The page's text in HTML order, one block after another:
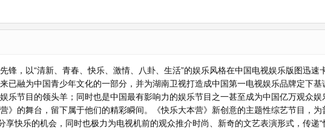
锋，以“清新、青春、快乐、激情、八卦、生活”的娱乐风格在中国电视娱乐版图迅
已融为中国青少年文化的一部分，并为湖南卫视打造成中国第一电视娱乐品牌定下
乐节目的领头羊；同时也是中国最有影响力的娱乐节目之一甚至成为中国亿万观众
》的舞台，留下属于他们的精彩瞬间。《快乐大本营》新创意的主题性综艺节目，
享快乐的机会，同时也极力为电视机前的观众推介时尚、新奇的文艺表演形式，传递